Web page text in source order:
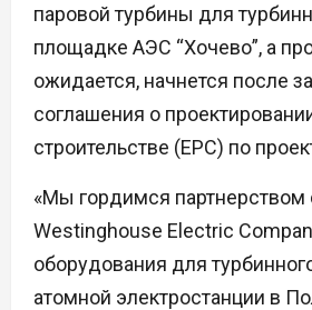
паровой турбины для
площадке АЭС “Хочево”, а
ожидается, начнется после
соглашения о
строительстве (EPC) по
«Мы гордимся партнерством
Westinghouse Electric
оборудования для
атомной электростанции в